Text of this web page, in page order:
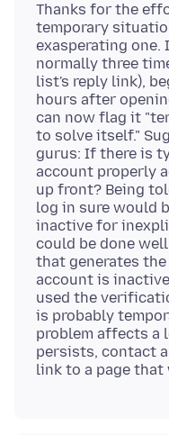
Thanks for the
temporary
exasperating one.
normally three
list's reply link),
hours after
can now flag it
to solve itself."
gurus: If there is
account properly
up front? Being
log in sure would
inactive for
could be done
that generates
account is
used the
is probably
problem affects a
persists, contact